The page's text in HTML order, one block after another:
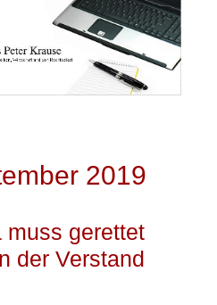
2019
muss gerettet
der Verstand